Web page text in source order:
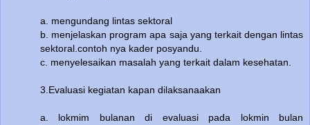
a. mengundang lintas sektoral
b. menjelaskan program apa saja yang terkait dengan lintas
sektoral.contoh nya kader posyandu.
c. menyelesaikan masalah yang terkait dalam kesehatan.
3.Evaluasi kegiatan kapan dilaksanaakan
a. lokmim bulanan di evaluasi pada lokmin bulan